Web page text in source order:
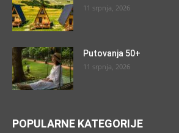
11 srpnja, 2026
Putovanja 50+
11 srpnja, 2026
POPULARNE KATEGORIJE